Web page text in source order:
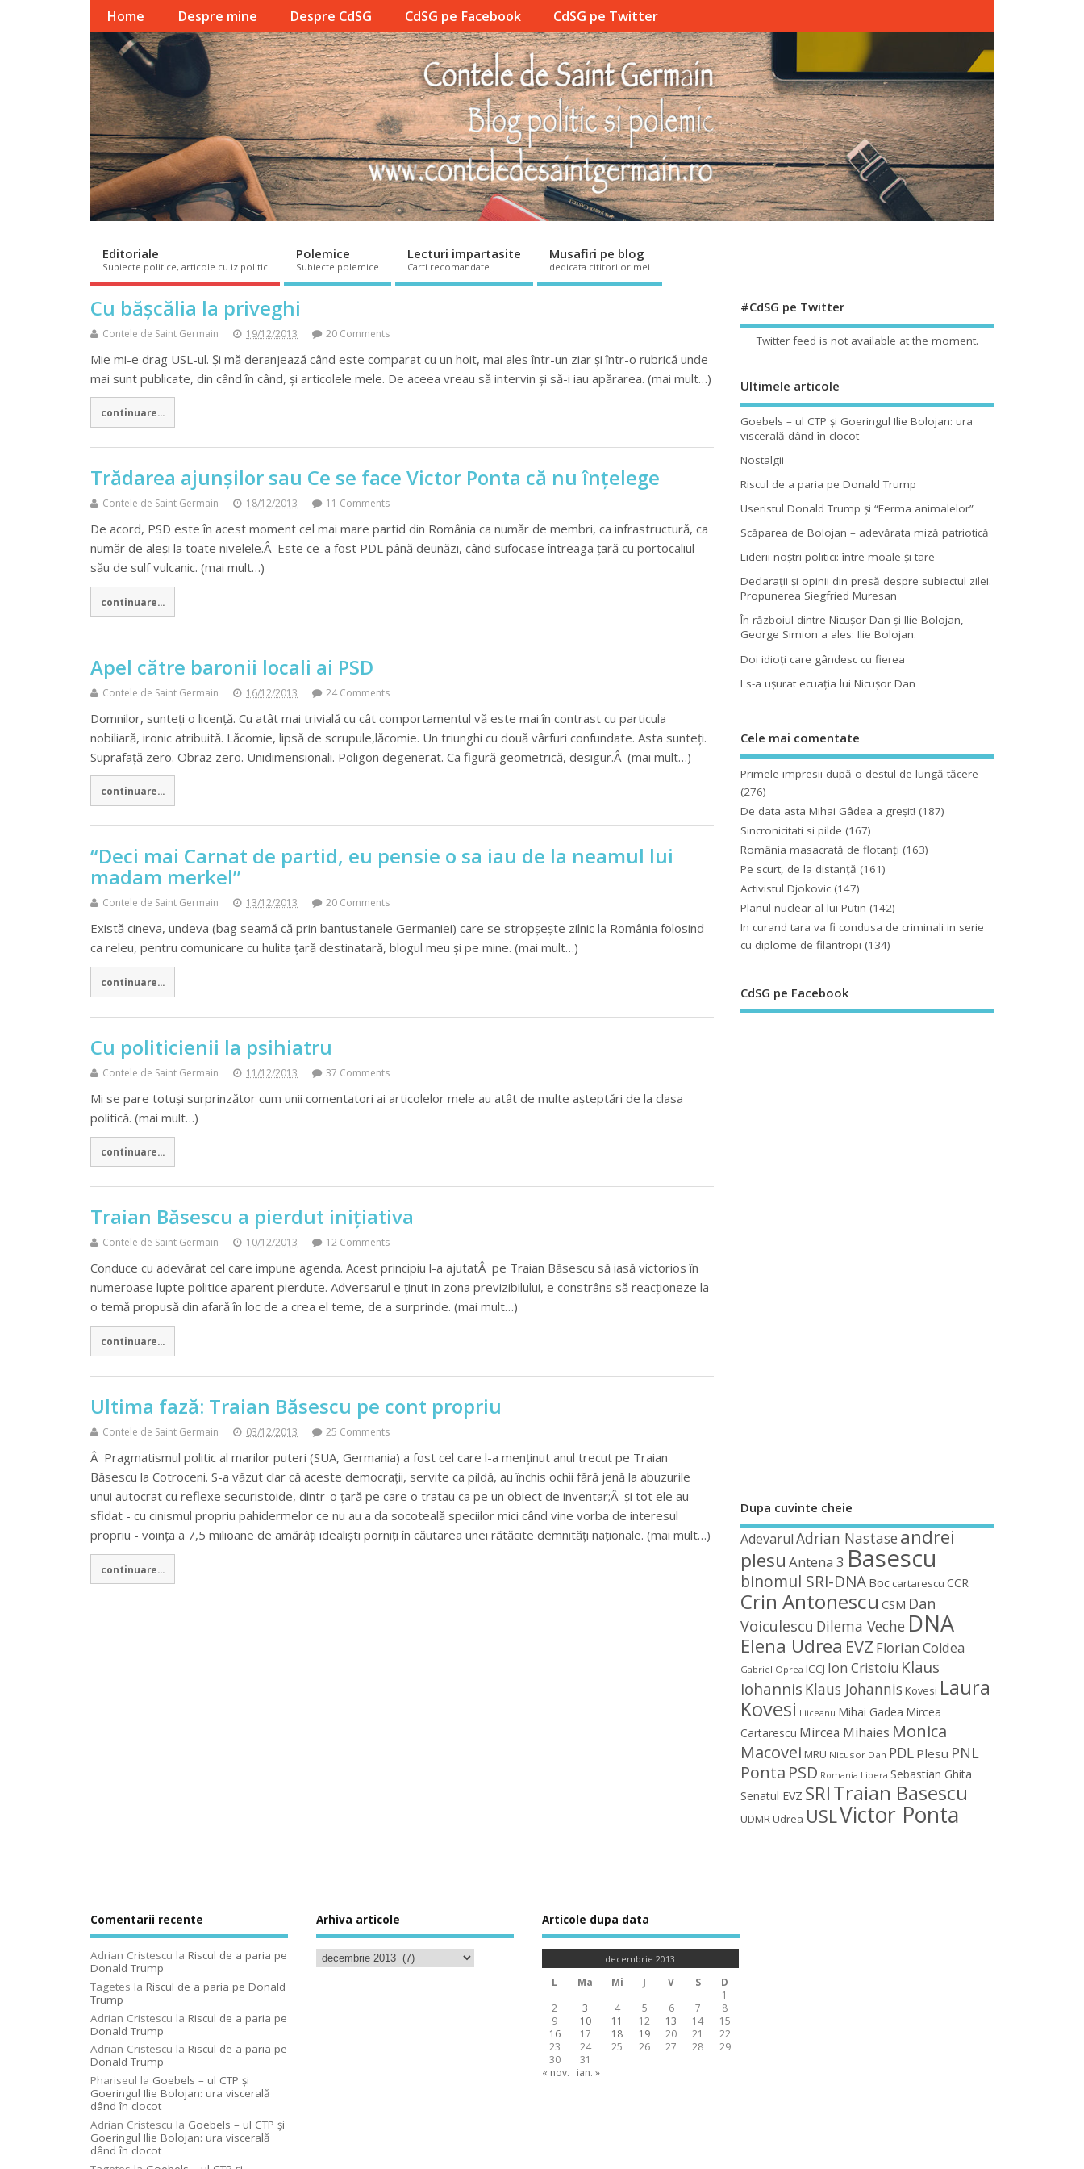
Home Despre mine Despre CdSG CdSG pe Facebook CdSG pe Twitter
Editoriale
Subiecte politice, articole cu iz politic
Polemice
Subiecte polemice
Lecturi impartasite
Carti recomandate
Musafiri pe blog
dedicata cititorilor mei
Cu bășcălia la priveghi
Contele de Saint Germain 19/12/2013 20 Comments
Mie mi-e drag USL-ul. Și mă deranjează când este comparat cu un hoit, mai ales într-un ziar și într-o rubrică unde
mai sunt publicate, din când în când, și articolele mele. De aceea vreau să intervin și să-i iau apărarea. (mai mult…)
continuare...
Trădarea ajunșilor sau Ce se face Victor Ponta că nu înțelege
Contele de Saint Germain 18/12/2013 11 Comments
De acord, PSD este în acest moment cel mai mare partid din România ca număr de membri, ca infrastructură, ca
număr de aleși la toate nivelele.Â Este ce-a fost PDL până deunăzi, când sufocase întreaga țară cu portocaliul
său de sulf vulcanic. (mai mult…)
continuare...
Apel către baronii locali ai PSD
Contele de Saint Germain 16/12/2013 24 Comments
Domnilor, sunteți o licență. Cu atât mai trivială cu cât comportamentul vă este mai în contrast cu particula
nobiliară, ironic atribuită. Lăcomie, lipsă de scrupule,lăcomie. Un triunghi cu două vârfuri confundate. Asta sunteți.
Suprafață zero. Obraz zero. Unidimensionali. Poligon degenerat. Ca figură geometrică, desigur.Â (mai mult…)
continuare...
“Deci mai Carnat de partid, eu pensie o sa iau de la neamul lui
madam merkel”
Contele de Saint Germain 13/12/2013 20 Comments
Există cineva, undeva (bag seamă că prin bantustanele Germaniei) care se stropșește zilnic la România folosind
ca releu, pentru comunicare cu hulita țară destinatară, blogul meu și pe mine. (mai mult…)
continuare...
Cu politicienii la psihiatru
Contele de Saint Germain 11/12/2013 37 Comments
Mi se pare totuși surprinzător cum unii comentatori ai articolelor mele au atât de multe așteptări de la clasa
politică. (mai mult…)
continuare...
Traian Băsescu a pierdut inițiativa
Contele de Saint Germain 10/12/2013 12 Comments
Conduce cu adevărat cel care impune agenda. Acest principiu l-a ajutatÂ pe Traian Băsescu să iasă victorios în
numeroase lupte politice aparent pierdute. Adversarul e ținut in zona previzibilului, e constrâns să reacționeze la
o temă propusă din afară în loc de a crea el teme, de a surprinde. (mai mult…)
continuare...
Ultima fază: Traian Băsescu pe cont propriu
Contele de Saint Germain 03/12/2013 25 Comments
Â Pragmatismul politic al marilor puteri (SUA, Germania) a fost cel care l-a menținut anul trecut pe Traian
Băsescu la Cotroceni. S-a văzut clar că aceste democrații, servite ca pildă, au închis ochii fără jenă la abuzurile
unui autocrat cu reflexe securistoide, dintr-o țară pe care o tratau ca pe un obiect de inventar;Â și tot ele au
sfidat - cu cinismul propriu pahidermelor ce nu au a da socoteală speciilor mici când vine vorba de interesul
propriu - voința a 7,5 milioane de amărâți idealiști porniți în căutarea unei rătăcite demnități naționale. (mai mult…)
continuare...
#CdSG pe Twitter
Twitter feed is not available at the moment.
Ultimele articole
Goebels – ul CTP şi Goeringul Ilie Bolojan: ura
viscerală dând în clocot
Nostalgii
Riscul de a paria pe Donald Trump
Useristul Donald Trump şi “Ferma animalelor”
Scăparea de Bolojan – adevărata miză patriotică
Liderii noştri politici: între moale şi tare
Declaraţii şi opinii din presă despre subiectul zilei.
Propunerea Siegfried Muresan
În războiul dintre Nicuşor Dan şi Ilie Bolojan,
George Simion a ales: Ilie Bolojan.
Doi idioţi care gândesc cu fierea
I s-a uşurat ecuaţia lui Nicuşor Dan
Cele mai comentate
Primele impresii după o destul de lungă tăcere
(276)
De data asta Mihai Gâdea a greşit! (187)
Sincronicitati si pilde (167)
România masacrată de flotanţi (163)
Pe scurt, de la distanță (161)
Activistul Djokovic (147)
Planul nuclear al lui Putin (142)
In curand tara va fi condusa de criminali in serie
cu diplome de filantropi (134)
CdSG pe Facebook
Dupa cuvinte cheie
Adevarul Adrian Nastaseandrei
plesu Antena 3 Basescu
binomul SRI-DNA Boc cartarescu CCR
Crin Antonescu CSM Dan
Voiculescu Dilema Veche DNA
Elena Udrea EVZ Florian Coldea
Gabriel Oprea ICCJ Ion Cristoiu Klaus
Iohannis Klaus Johannis Kovesi Laura
Kovesi Liiceanu Mihai Gadea Mircea
Cartarescu Mircea Mihaies Monica
Macovei MRU Nicusor Dan PDL Plesu PNL
Ponta PSD Romania Libera Sebastian Ghita
Senatul EVZ SRITraian Basescu
UDMRUdrea USLVictor Ponta
Comentarii recente
Adrian Cristescu la Riscul de a paria pe
Donald Trump
Tagetes la Riscul de a paria pe Donald
Trump
Adrian Cristescu la Riscul de a paria pe
Donald Trump
Adrian Cristescu la Riscul de a paria pe
Donald Trump
Phariseul la Goebels – ul CTP şi
Goeringul Ilie Bolojan: ura viscerală
dând în clocot
Adrian Cristescu la Goebels – ul CTP şi
Goeringul Ilie Bolojan: ura viscerală
dând în clocot
Arhiva articole Articole dupa data
decembrie 2013
L Ma Mi J V S
D
1
2
3 4 5 6 7
8
9
10 11 12 13 14
15
16
17 18 19 20 21
22
23
24 25 26 27 28
29
30
31
« nov.
ian. »